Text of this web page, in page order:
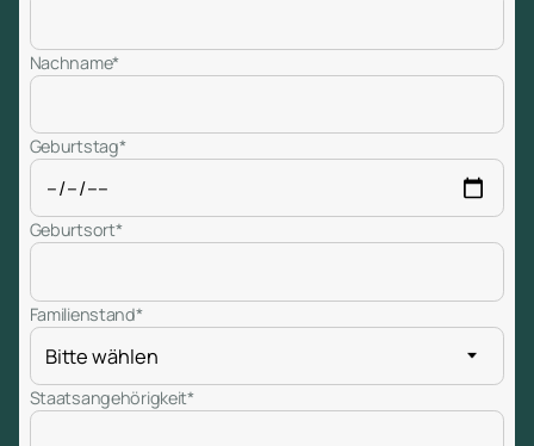
Nachname*
Geburtstag*
Geburtsort*
Familienstand*
Staatsangehörigkeit*